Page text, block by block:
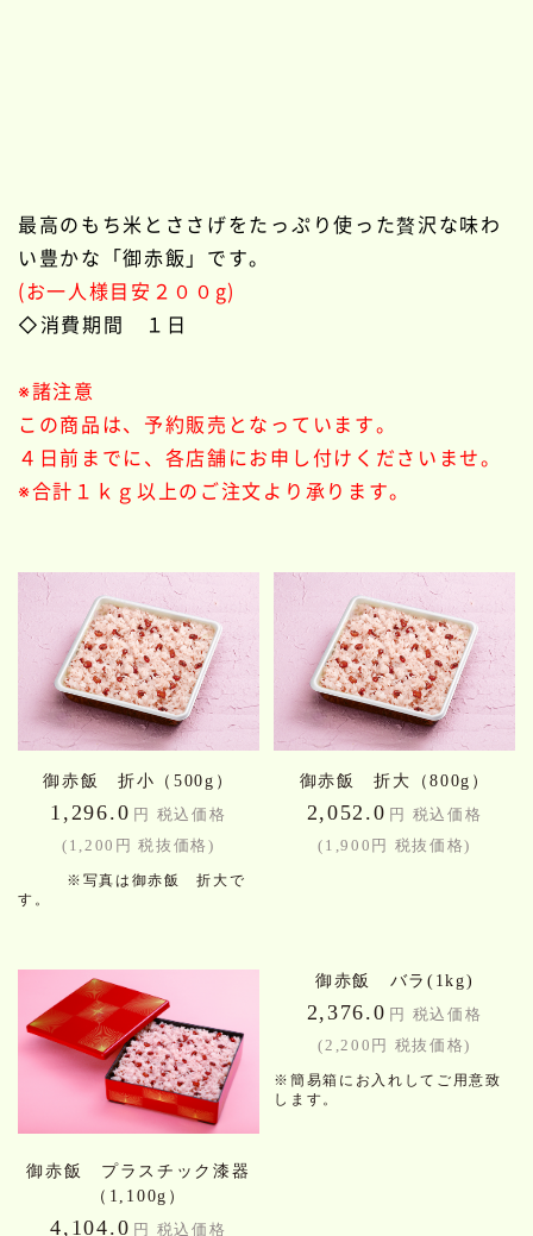
最高のもち米とささげをたっぷり使った贅沢な味わ
い豊かな「御赤飯」です。
(お一人様目安２００g)
◇消費期間 １日
※諸注意
この商品は、予約販売となっています。
４日前までに、各店舗にお申し付けくださいませ。
※合計１ｋｇ以上のご注文より承ります。
御赤飯 折小（500g）
1,296.0 円 税込価格
(1,200円 税抜価格)
※写真は御赤飯 折大で
す。
御赤飯 折大（800g）
2,052.0 円 税込価格
(1,900円 税抜価格)
御赤飯 プラスチック漆器
（1,100g）
4,104.0 円 税込価格
御赤飯 バラ(1kg)
2,376.0 円 税込価格
(2,200円 税抜価格)
※簡易箱にお入れしてご用意致
します。